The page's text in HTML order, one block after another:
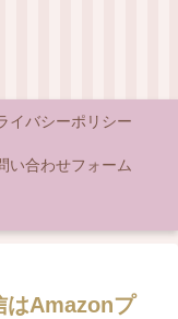
イバシーポリシー
い合わせフォーム
はAmazonプ